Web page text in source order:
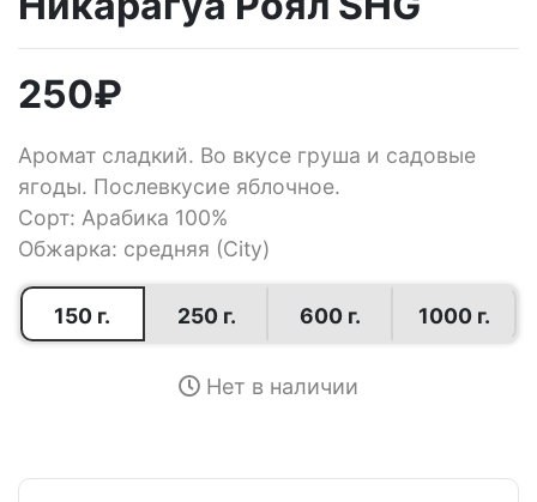
250₽
Аромат сладкий. Во вкусе груша и садовые
ягоды. Послевкусие яблочное.
Сорт: Арабика 100%
Обжарка: средняя (Сity)
150 г. 250 г. 600 г. 1000 г.
Нет в наличии